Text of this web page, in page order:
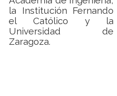
la Institución Fernando
el Católico y la
Universidad de
Zaragoza.